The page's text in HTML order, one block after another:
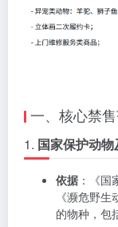
一、核心禁
1. 国家保护动
依据 ：《
《濒危野
的物种，包